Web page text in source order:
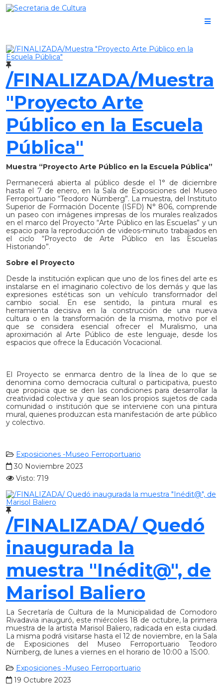
/FINALIZADA/Muestra
"Proyecto Arte
Público en la Escuela
Pública"
Muestra “Proyecto Arte Público en la Escuela Pública”
Permanecerá abierta al público desde el 1° de diciembre
hasta el 7 de enero, en la Sala de Exposiciones del Museo
Ferroportuario “Teodoro Nürnberg”. La muestra, del Instituto
Superior de Formación Docente (ISFD) N° 806, comprende
un paseo con imágenes impresas de los murales realizados
en el marco del Proyecto “Arte Público en las Escuelas” y un
espacio para la reproducción de videos-minuto trabajados en
el ciclo “Proyecto de Arte Público en las Escuelas
Historiando”.
Sobre el Proyecto
Desde la institución explican que uno de los fines del arte es
instalarse en el imaginario colectivo de los demás y que las
expresiones estéticas son un vehículo transformador del
cambio social. En ese sentido, la pintura mural es
herramienta decisiva en la construcción de una nueva
cultura o en la transformación de la misma, motivo por el
que se considera esencial ofrecer el Muralismo, una
aproximación al Arte Público de este lenguaje, desde los
espacios que ofrece la Educación Vocacional.
El Proyecto se enmarca dentro de la línea de lo que se
denomina como democracia cultural o participativa, puesto
que propicia que se den las condiciones para desarrollar la
creatividad colectiva y que sean los propios sujetos de cada
comunidad o institución que se interviene con una pintura
mural, quienes produzcan esta manifestación de arte público
y colectivo.
Exposiciones -Museo Ferroportuario
30 Noviembre 2023
Visto: 719
/FINALIZADA/ Quedó
inaugurada la
muestra "Inédit@", de
Marisol Baliero
La Secretaría de Cultura de la Municipalidad de Comodoro
Rivadavia inauguró, este miércoles 18 de octubre, la primera
muestra de la artista Marisol Baliero, radicada en esta ciudad.
La misma podrá visitarse hasta el 12 de noviembre, en la Sala
de Exposiciones del Museo Ferroportuario Teodoro
Nürnberg, de lunes a viernes en el horario de 10:00 a 15:00.
Exposiciones -Museo Ferroportuario
19 Octubre 2023